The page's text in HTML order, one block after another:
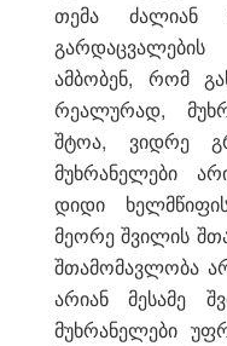
თემა ძალიან
გარდაცვალების
ამბობენ, რომ
რეალურად,
შტოა, ვიდრე
მუხრანელები
დიდი
მეორე შვილის
შთამომავლობა
არიან მესამე
მუხრანელები